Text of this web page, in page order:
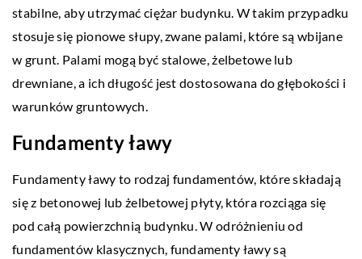
stabilne, aby utrzymać ciężar budynku. W takim przypadku
stosuje się pionowe słupy, zwane palami, które są wbijane
w grunt. Palami mogą być stalowe, żelbetowe lub
drewniane, a ich długość jest dostosowana do głębokości i
warunków gruntowych.
Fundamenty ławy
Fundamenty ławy to rodzaj fundamentów, które składają
się z betonowej lub żelbetowej płyty, która rozciąga się
pod całą powierzchnią budynku. W odróżnieniu od
fundamentów klasycznych, fundamenty ławy są